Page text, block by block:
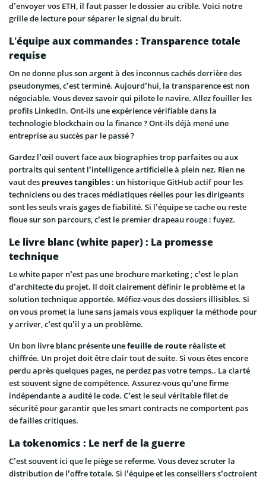
d’envoyer vos ETH, il faut passer le dossier au crible. Voici notre
grille de lecture pour séparer le signal du bruit.
L’équipe aux commandes : Transparence totale
requise
On ne donne plus son argent à des inconnus cachés derrière des
pseudonymes, c’est terminé. Aujourd’hui, la transparence est non
négociable. Vous devez savoir qui pilote le navire. Allez fouiller les
profils LinkedIn. Ont-ils une expérience vérifiable dans la
technologie blockchain ou la finance ? Ont-ils déjà mené une
entreprise au succès par le passé ?
Gardez l’œil ouvert face aux biographies trop parfaites ou aux
portraits qui sentent l’intelligence artificielle à plein nez. Rien ne
vaut des preuves tangibles : un historique GitHub actif pour les
techniciens ou des traces médiatiques réelles pour les dirigeants
sont les seuls vrais gages de fiabilité. Si l’équipe se cache ou reste
floue sur son parcours, c’est le premier drapeau rouge : fuyez.
Le livre blanc (white paper) : La promesse
technique
Le white paper n’est pas une brochure marketing ; c’est le plan
d’architecte du projet. Il doit clairement définir le problème et la
solution technique apportée. Méfiez-vous des dossiers illisibles. Si
on vous promet la lune sans jamais vous expliquer la méthode pour
y arriver, c’est qu’il y a un problème.
Un bon livre blanc présente unefeuille de route réaliste et
chiffrée. Un projet doit être clair tout de suite. Si vous êtes encore
perdu après quelques pages, ne perdez pas votre temps.. La clarté
est souvent signe de compétence. Assurez-vous qu’une firme
indépendante a audité le code. C’est le seul véritable filet de
sécurité pour garantir que les smart contracts ne comportent pas
de failles critiques.
La tokenomics : Le nerf de la guerre
C’est souvent ici que le piège se referme. Vous devez scruter la
distribution de l’offre totale. Si l’équipe et les conseillers s’octroient